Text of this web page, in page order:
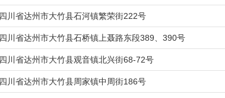
四川省达州市大竹县石河镇繁荣街222号
四川省达州市大竹县石桥镇上聂路东段389、390号
四川省达州市大竹县观音镇北兴街68-72号
四川省达州市大竹县周家镇中周街186号